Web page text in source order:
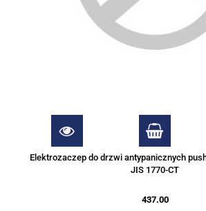
Elektrozaczep do drzwi antypanicznych
JIS 1770-CT
437.00